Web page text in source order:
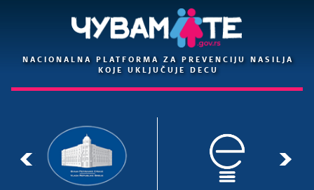
NACIONALNA PLATFORMA ZA PREVENCIJU NASILJA
KOJE UKLJUČUJE DECU